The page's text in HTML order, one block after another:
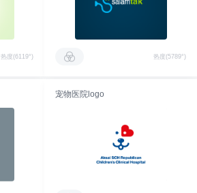
热度(6119°) 热度(5789°)
宠物医院logo